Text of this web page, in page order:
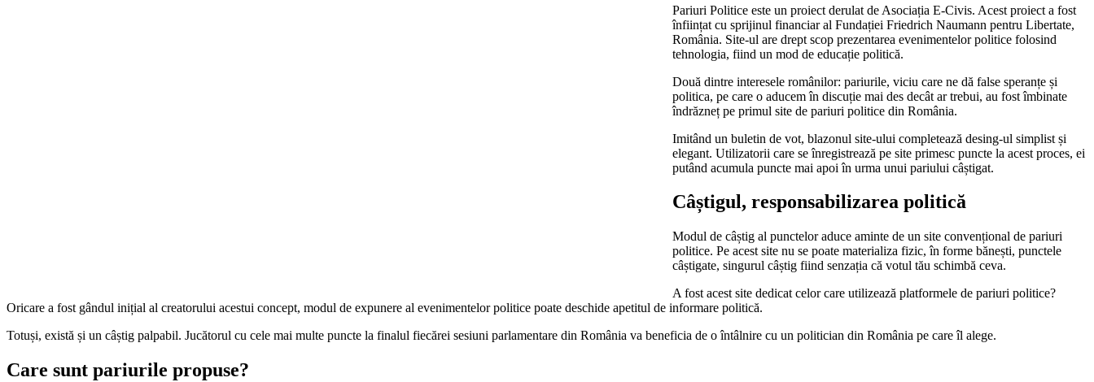
Pariuri Politice este un proiect derulat de Asociația E-Civis. Acest proiect a fost
înființat cu sprijinul financiar al Fundației Friedrich Naumann pentru Libertate,
România. Site-ul are drept scop prezentarea evenimentelor politice folosind
tehnologia, fiind un mod de educație politică.
Două dintre interesele românilor: pariurile, viciu care ne dă false speranțe și
politica, pe care o aducem în discuție mai des decât ar trebui, au fost îmbinate
îndrăzneț pe primul site de pariuri politice din România.
Imitând un buletin de vot, blazonul site-ului completează desing-ul simplist și
elegant. Utilizatorii care se înregistrează pe site primesc puncte la acest proces, ei
putând acumula puncte mai apoi în urma unui pariului câștigat.
Câștigul, responsabilizarea politică
Modul de câștig al punctelor aduce aminte de un site convențional de pariuri
politice. Pe acest site nu se poate materializa fizic, în forme bănești, punctele
câștigate, singurul câștig fiind senzația că votul tău schimbă ceva.
A fost acest site dedicat celor care utilizează platformele de pariuri politice?
Oricare a fost gândul inițial al creatorului acestui concept, modul de expunere al evenimentelor politice poate deschide apetitul de informare politică.
Totuși, există și un câștig palpabil. Jucătorul cu cele mai multe puncte la finalul fiecărei sesiuni parlamentare din România va beneficia de o întâlnire cu un politician din România pe care îl alege.
Care sunt pariurile propuse?